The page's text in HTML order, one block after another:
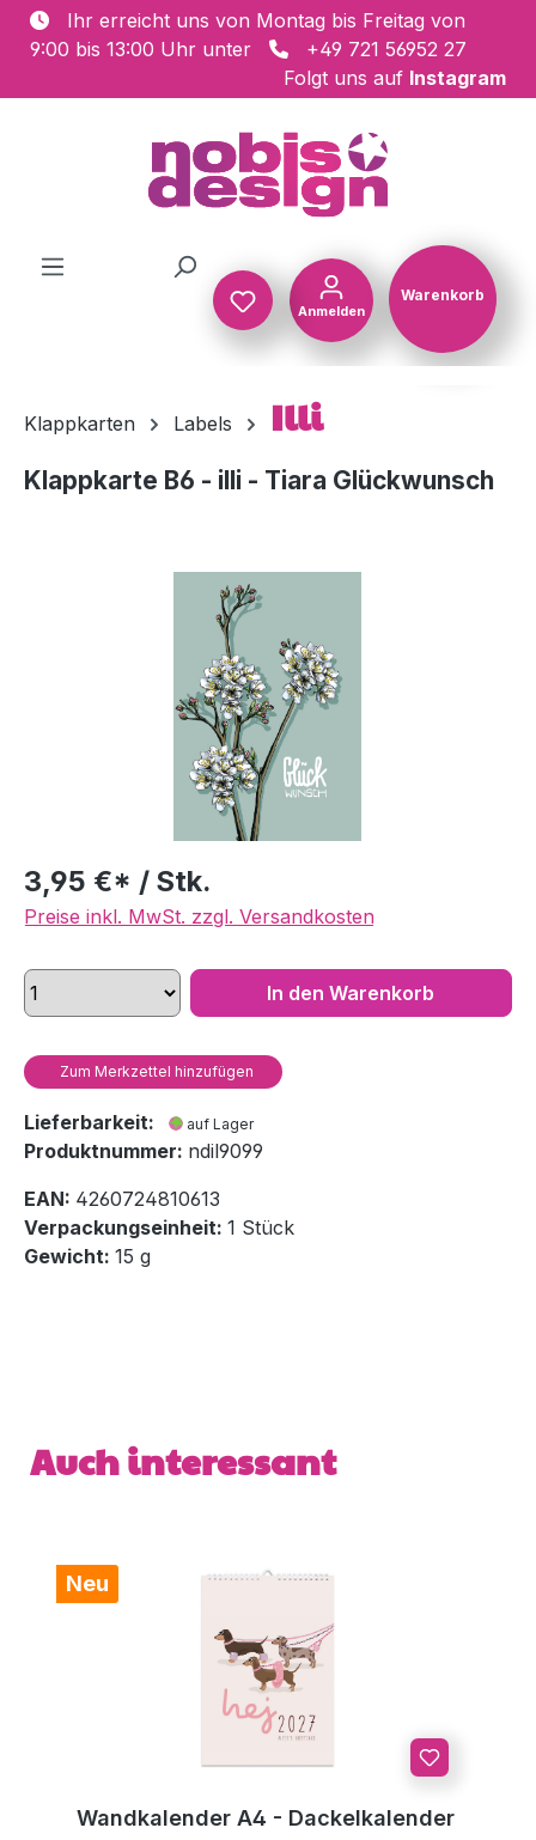
Zum Hauptinhalt springen
Ihr erreicht uns von Montag bis Freitag von
9:00 bis 13:00 Uhr unter
+49 721 56952 27
Folgt uns auf Instagram
Anmelden
Warenkorb
Klappkarten Labels Illi
Klappkarte B6 - illi - Tiara Glückwunsch
Bildergalerie überspringen
3,95 €* / Stk.
Preise inkl. MwSt. zzgl. Versandkosten
In den Warenkorb
Zum Merkzettel hinzufügen
Lieferbarkeit: auf Lager
Produktnummer: ndil9099
EAN: 4260724810613
Verpackungseinheit: 1 Stück
Gewicht: 15 g
Produktgalerie überspringen
Auch interessant
Neu
Wandkalender A4 - Dackelkalender